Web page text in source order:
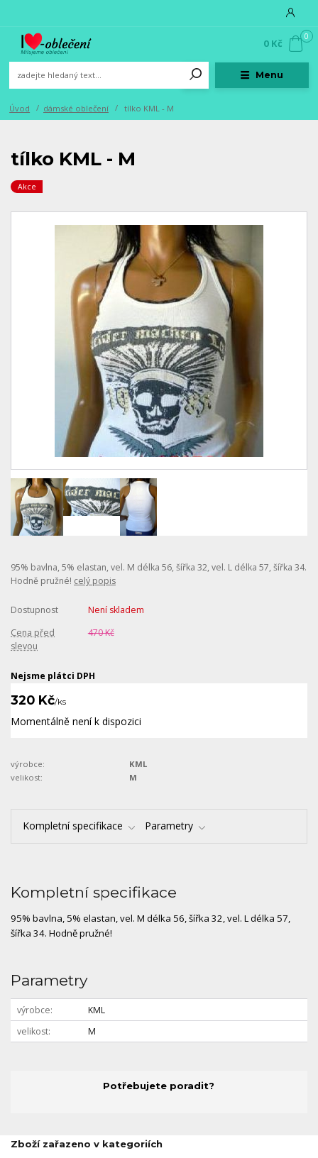
Menu
0
0 Kč
Úvod dámské oblečení tílko KML - M
tílko KML - M
Akce
95% bavlna, 5% elastan, vel. M délka 56, šířka 32, vel. L délka 57, šířka 34.
Hodně pružné! celý popis
Dostupnost
Není skladem
Cena před
slevou
470 Kč
Nejsme plátci DPH
320 Kč/ks
Momentálně není k dispozici
výrobce:
KML
velikost:
M
Kompletní specifikace Parametry
Kompletní specifikace
95% bavlna, 5% elastan, vel. M délka 56, šířka 32, vel. L délka 57,
šířka 34. Hodně pružné!
Parametry
výrobce
KML
velikost
M
Potřebujete poradit?
Zboží zařazeno v kategoriích